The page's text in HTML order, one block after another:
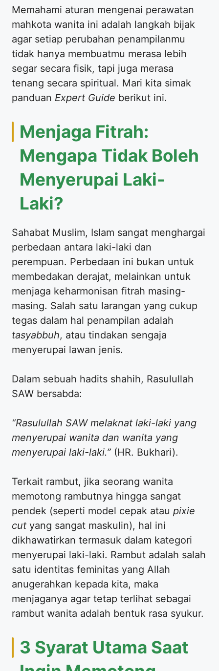
​Memahami aturan mengenai perawatan
mahkota wanita ini adalah langkah bijak
agar setiap perubahan penampilanmu
tidak hanya membuatmu merasa lebih
segar secara fisik, tapi juga merasa
tenang secara spiritual. Mari kita simak
panduan Expert Guide berikut ini.
​Menjaga Fitrah:
Mengapa Tidak Boleh
Menyerupai Laki-
Laki?
​Sahabat Muslim, Islam sangat menghargai
perbedaan antara laki-laki dan
perempuan. Perbedaan ini bukan untuk
membedakan derajat, melainkan untuk
menjaga keharmonisan fitrah masing-
masing. Salah satu larangan yang cukup
tegas dalam hal penampilan adalah
tasyabbuh, atau tindakan sengaja
menyerupai lawan jenis.
​Dalam sebuah hadits shahih, Rasulullah
SAW bersabda:
“Rasulullah SAW melaknat laki-laki yang
menyerupai wanita dan wanita yang
menyerupai laki-laki.” (HR. Bukhari).
​Terkait rambut, jika seorang wanita
memotong rambutnya hingga sangat
pendek (seperti model cepak atau pixie
cut yang sangat maskulin), hal ini
dikhawatirkan termasuk dalam kategori
menyerupai laki-laki. Rambut adalah salah
satu identitas feminitas yang Allah
anugerahkan kepada kita, maka
menjaganya agar tetap terlihat sebagai
rambut wanita adalah bentuk rasa syukur.
​3 Syarat Utama Saat